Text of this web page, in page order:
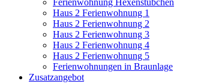
Ferienwohnung Hexenstübchen
Haus 2 Ferienwohnung 1
Haus 2 Ferienwohnung 2
Haus 2 Ferienwohnung 3
Haus 2 Ferienwohnung 4
Haus 2 Ferienwohnung 5
Ferienwohnungen in Braunlage
Zusatzangebot